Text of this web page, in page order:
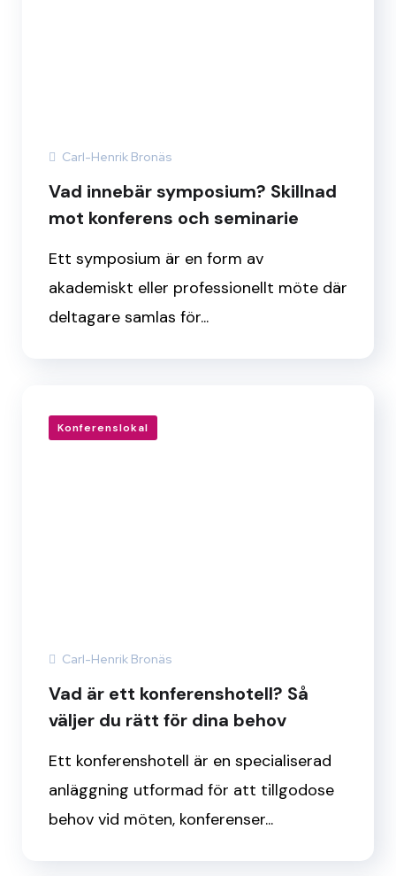
Carl-Henrik Bronäs
Vad innebär symposium? Skillnad
mot konferens och seminarie
Ett symposium är en form av
akademiskt eller professionellt möte där
deltagare samlas för...
Konferenslokal
Carl-Henrik Bronäs
Vad är ett konferenshotell? Så
väljer du rätt för dina behov
Ett konferenshotell är en specialiserad
anläggning utformad för att tillgodose
behov vid möten, konferenser...